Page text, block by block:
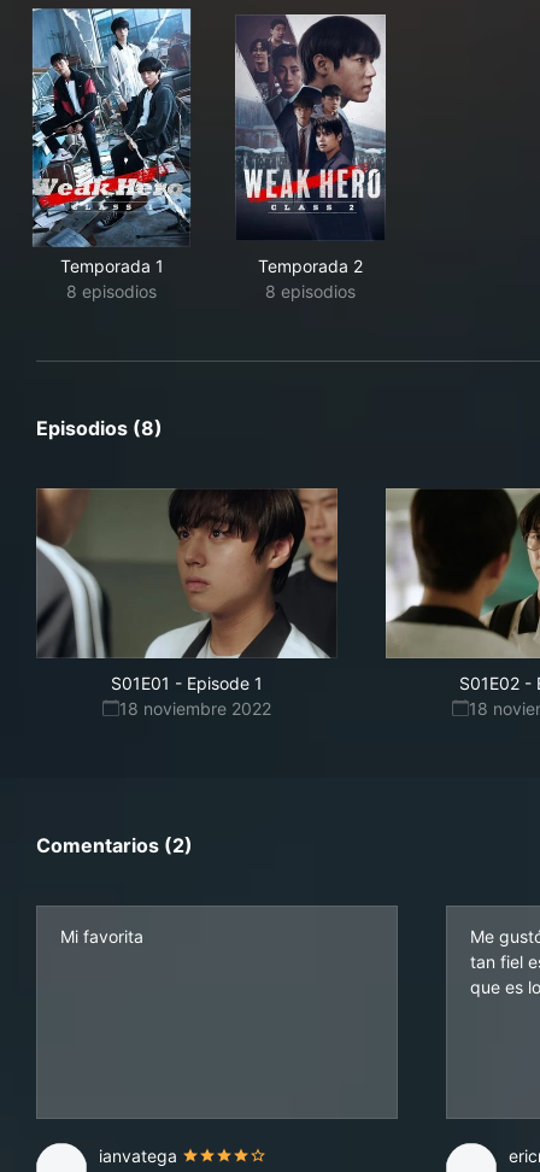
Temporada 1
8 episodios
Temporada 2
8 episodios
Episodios (8)
S01E01 - Episode 1
18 noviembre 2022
S01E02 -
18
Comentarios (2)
Mi favorita
ianvatega
Me
tan fiel
que es